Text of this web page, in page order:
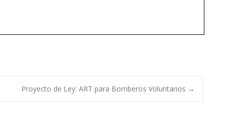
Proyecto de Ley: ART para Bomberos Voluntarios →